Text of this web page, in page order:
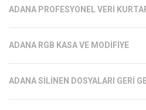
ADANA PROFESYONEL VERI
ADANA RGB KASA VE MODIFIYE
ADANA SILINEN DOSYALARI GERI